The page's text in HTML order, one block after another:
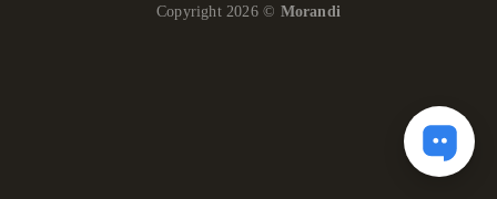
Copyright 2026 © Morandi